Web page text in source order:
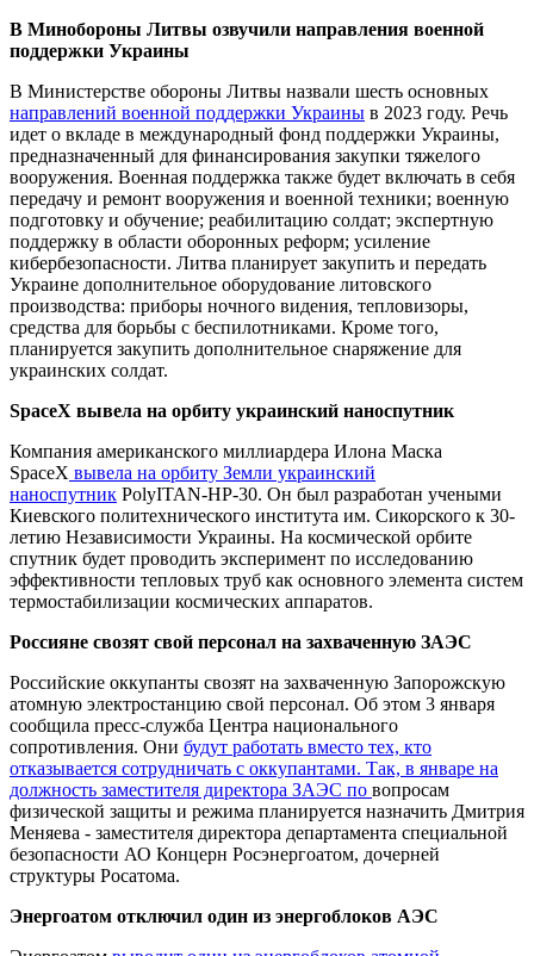
В Минобороны Литвы озвучили направления военной
поддержки Украины
В Министерстве обороны Литвы назвали шесть основных
направлений военной поддержки Украины в 2023 году. Речь
идет о вкладе в международный фонд поддержки Украины,
предназначенный для финансирования закупки тяжелого
вооружения. Военная поддержка также будет включать в себя
передачу и ремонт вооружения и военной техники; военную
подготовку и обучение; реабилитацию солдат; экспертную
поддержку в области оборонных реформ; усиление
кибербезопасности. Литва планирует закупить и передать
Украине дополнительное оборудование литовского
производства: приборы ночного видения, тепловизоры,
средства для борьбы с беспилотниками. Кроме того,
планируется закупить дополнительное снаряжение для
украинских солдат.
SpaceX вывела на орбиту украинский наноспутник
Компания американского миллиардера Илона Маска
SpaceX вывела на орбиту Земли украинский
наноспутник PolyITAN-HP-30. Он был разработан учеными
Киевского политехнического института им. Сикорского к 30-
летию Независимости Украины. На космической орбите
спутник будет проводить эксперимент по исследованию
эффективности тепловых труб как основного элемента систем
термостабилизации космических аппаратов.
Россияне свозят свой персонал на захваченную ЗАЭС
Российские оккупанты свозят на захваченную Запорожскую
атомную электростанцию свой персонал. Об этом 3 января
сообщила пресс-служба Центра национального
сопротивления. Они будут работать вместо тех, кто
отказывается сотрудничать с оккупантами. Так, в январе на
должность заместителя директора ЗАЭС по вопросам
физической защиты и режима планируется назначить Дмитрия
Меняева - заместителя директора департамента специальной
безопасности АО Концерн Росэнергоатом, дочерней
структуры Росатома.
Энергоатом отключил один из энергоблоков АЭС